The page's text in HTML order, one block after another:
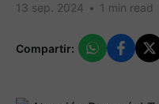
13 sep. 2024 • 1 min read
Compartir: